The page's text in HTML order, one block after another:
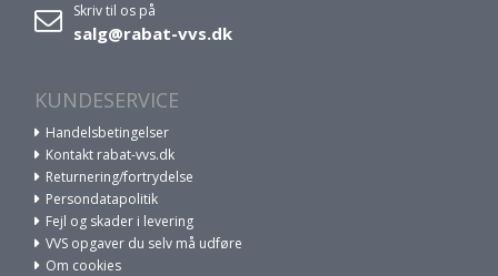
Skriv til os på
salg@rabat-vvs.dk
KUNDESERVICE
Handelsbetingelser
Kontakt rabat-vvs.dk
Returnering/fortrydelse
Persondatapolitik
Fejl og skader i levering
VVS opgaver du selv må udføre
Om cookies